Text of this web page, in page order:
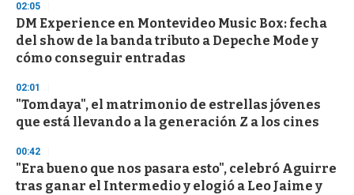
d
s
o
f
3
s
e
o
d
s
02:05
DM Experience en Montevideo Music Box: fecha
del show de la banda tributo a Depeche Mode y
cómo conseguir entradas
02:01
"Tomdaya", el matrimonio de estrellas jóvenes
que está llevando a la generación Z a los cines
00:42
"Era bueno que nos pasara esto", celebró Aguirre
tras ganar el Intermedio y elogió a Leo Jaime y